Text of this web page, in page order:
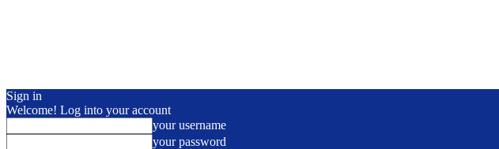
Sign in
Welcome! Log into your account
your username
your password